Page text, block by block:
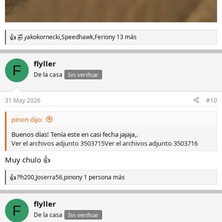
R
e
c
i
e
s
yakokornecki,Speedhawk,Feriony 13 más
F flyller
De la casa Sin verificar
31 May 2026 #10
pinon dijo:
Buenos días! Tenía este en casi fecha jajaja,.
Ver el archivos adjunto 3503715Ver el archivos adjunto 3503716
Muy chulo 👍
R
e
c
i
Ph200,Joserra56,pinony 1 persona más
F flyller
De la casa Sin verificar